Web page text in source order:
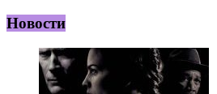
Новости